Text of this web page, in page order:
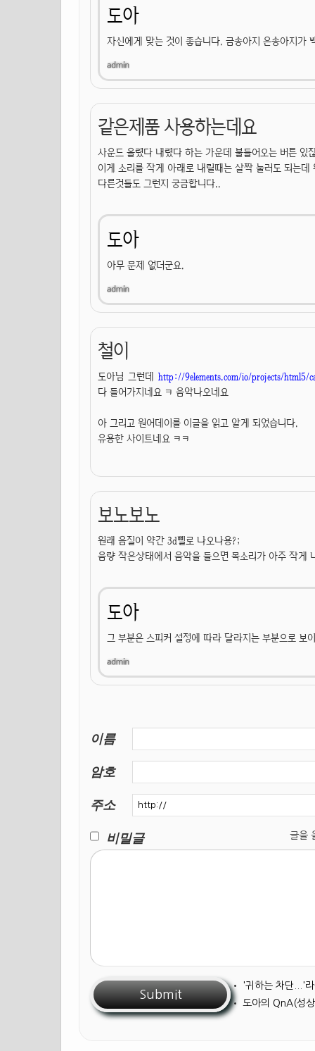
도아
자신에게 맞는 것이 좋습니다. 금송아지 은송아지가
같은제품 사용하는데요
사운드 올렸다 내렸다 하는 가운데 불들어오는 버튼 있
이게 소리를 작게 아래로 내릴때는 살짝 눌러도 되는데
다른것들도 그런지 궁금합니다..
도아
아무 문제 없더군요.
철이
도아님 그런데 http://9elements.com/io/projects/html5/
다 들어가지네요 ㅋ 음악나오네요
아 그리고 원어데이를 이글을 읽고 알게 되었습니다.
유용한 사이트네요 ㅋㅋ
보노보노
원래 음질이 약간 3d삘로 나오나용?;
음량 작은상태에서 음악을 들으면 목소리가 아주 작게
도아
그 부분은 스피커 설정에 따라 달라지는 부분으로 보
이름
암호
주소
비밀글
글을
• '귀하는 차단...'
• 도아의 QnA(성